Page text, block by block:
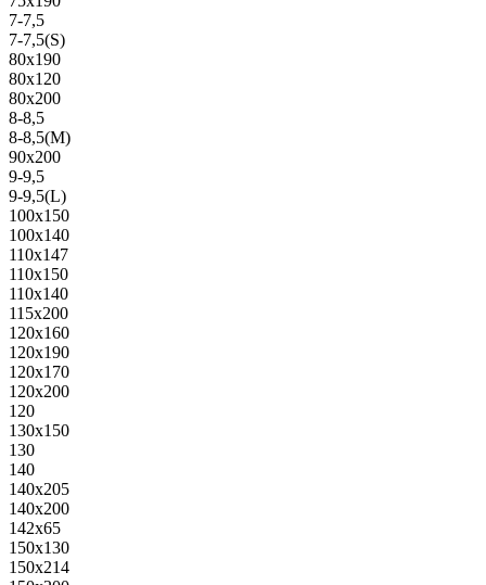
7-7,5
7-7,5(S)
80х190
80х120
80х200
8-8,5
8-8,5(M)
90х200
9-9,5
9-9,5(L)
100х150
100х140
110х147
110х150
110х140
115х200
120х160
120х190
120х170
120х200
120
130х150
130
140
140х205
140х200
142х65
150х130
150х214